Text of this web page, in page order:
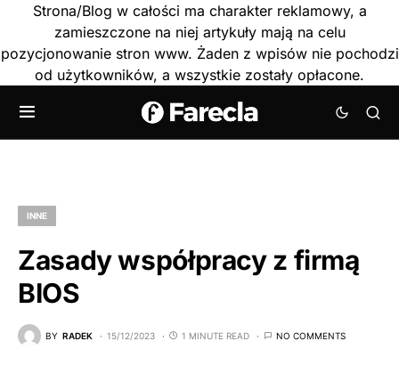
Strona/Blog w całości ma charakter reklamowy, a
zamieszczone na niej artykuły mają na celu
pozycjonowanie stron www. Żaden z wpisów nie pochodzi
od użytkowników, a wszystkie zostały opłacone.
INNE
Zasady współpracy z firmą
BIOS
BY RADEK 15/12/2023 1 MINUTE READ NO COMMENTS